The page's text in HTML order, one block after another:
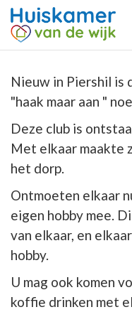
Nieuw in Piershil is
"haak maar aan "
Deze club is
Met elkaar maakte
het dorp.
Ontmoeten elkaar
eigen hobby mee.
van elkaar, en
hobby.
U mag ook komen
koffie drinken met